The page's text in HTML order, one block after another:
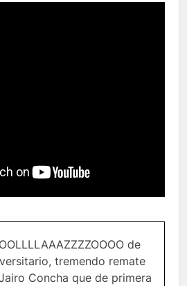
de
tremendo remate
Concha que de primera